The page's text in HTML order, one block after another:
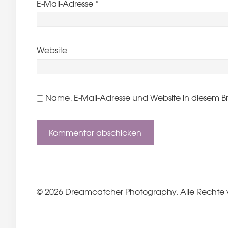
E-Mail-Adresse *
Website
Name, E-Mail-Adresse und Website in diesem
© 2026 Dreamcatcher Photography. Alle